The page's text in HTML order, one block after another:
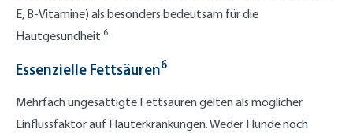
E, B-Vitamine) als besonders bedeutsam für die
Hautgesundheit.6
Essenzielle Fettsäuren6
Mehrfach ungesättigte Fettsäuren gelten als möglicher
Einflussfaktor auf Hauterkrankungen. Weder Hunde noch